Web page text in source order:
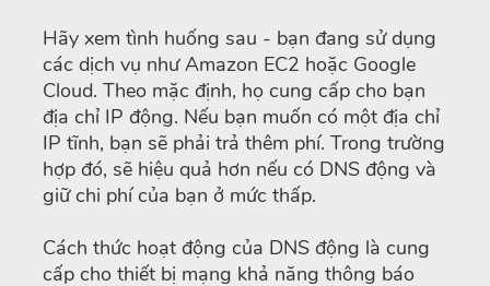
Hãy xem tình huống sau - bạn đang sử dụng
các dịch vụ như Amazon EC2 hoặc Google
Cloud. Theo mặc định, họ cung cấp cho bạn
địa chỉ IP động. Nếu bạn muốn có một địa chỉ
IP tĩnh, bạn sẽ phải trả thêm phí. Trong trường
hợp đó, sẽ hiệu quả hơn nếu có DNS động và
giữ chi phí của bạn ở mức thấp.
Cách thức hoạt động của DNS động là cung
cấp cho thiết bị mạng khả năng thông báo